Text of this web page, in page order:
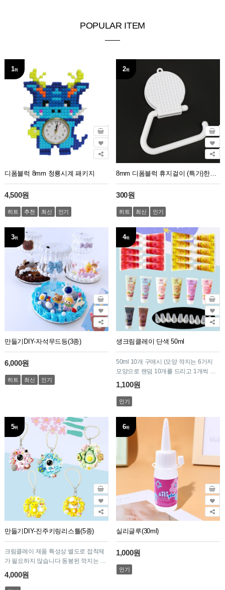
POPULAR ITEM
디폼블럭 8mm 청룡시계 패키지
4,500원
히트 추천 최신 인기
1위
8mm 디폼블럭 휴지걸이 (특가)한정판매
300원
히트 최신 인기
2위
만들기DIY-자석무드등(3종)
6,000원
히트 최신 인기
3위
생크림클레이 단색 50ml
50ml 10개 구매시 (모양 깍지는 6가지
모양으로 랜덤 10개를 드리고 1개씩 주
문시에는 깍지 1개를 드립니다)
1,100원
인기
4위
만들기DIY-진주키링리스틀(5종)
크림클레이 제품 특성상 별도로 접착제
가 필요하지 않습니다 동봉된 깍지는 모
양이 랜덤으로 포장되어 있습니다
4,000원
5위
실리글루(30ml)
1,000원
인기
6위